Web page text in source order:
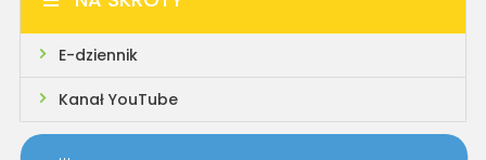
E-dziennik
Kanał YouTube